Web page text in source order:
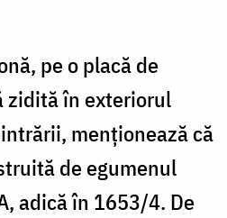
pe o placă de
zidită în exteriorul
menționează că
de egumenul
adică în 1653/4. De